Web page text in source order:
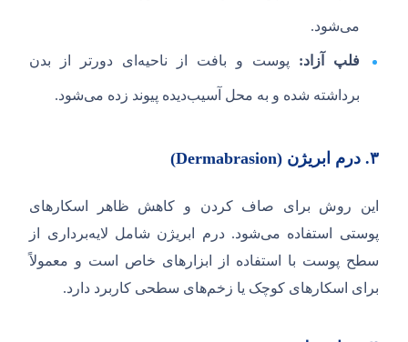
می‌شود.
فلپ آزاد: پوست و بافت از ناحیه‌ای دورتر از بدن
برداشته شده و به محل آسیب‌دیده پیوند زده می‌شود.
۳. درم ابریژن (Dermabrasion
)
این روش برای صاف کردن و کاهش ظاهر اسکارهای
پوستی استفاده می‌شود. درم ابریژن شامل لایه‌برداری از
سطح پوست با استفاده از ابزارهای خاص است و معمولاً
برای اسکارهای کوچک یا زخم‌های سطحی کاربرد دارد.